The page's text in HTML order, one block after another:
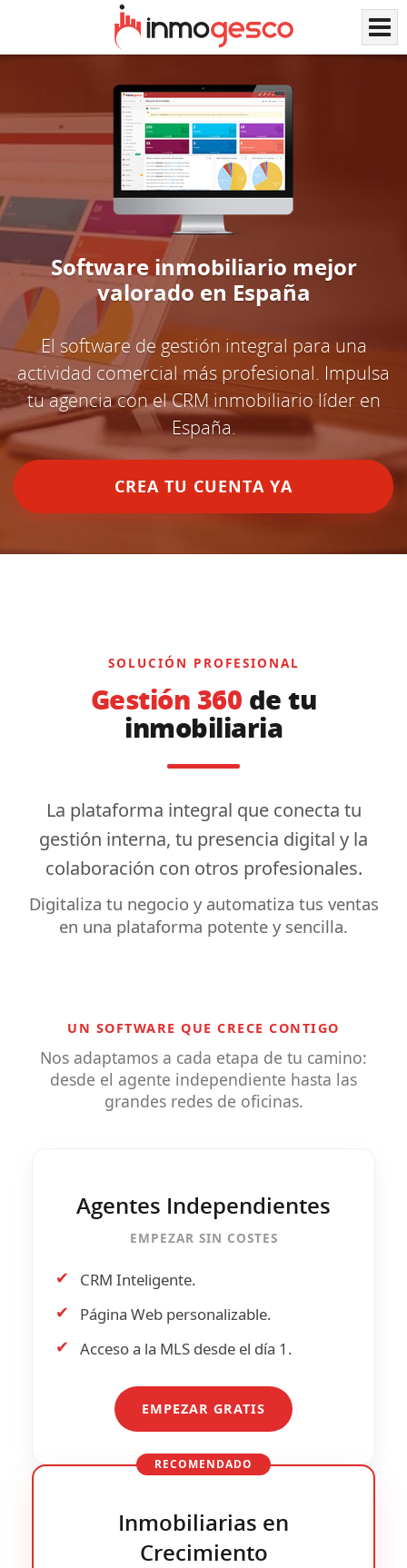
Software inmobiliario mejor
valorado en España
El software de gestión integral para una
actividad comercial más profesional. Impulsa
tu agencia con el CRM inmobiliario líder en
España.
CREA TU CUENTA YA
SOLUCIÓN PROFESIONAL
Gestión 360 de tu
inmobiliaria
La plataforma integral que conecta tu
gestión interna, tu presencia digital y la
colaboración con otros profesionales.
Digitaliza tu negocio y automatiza tus ventas
en una plataforma potente y sencilla.
UN SOFTWARE QUE CRECE CONTIGO
Nos adaptamos a cada etapa de tu camino:
desde el agente independiente hasta las
grandes redes de oficinas.
Agentes Independientes
EMPEZAR SIN COSTES
✔ CRM Inteligente.
✔ Página Web personalizable.
✔ Acceso a la MLS desde el día 1.
EMPEZAR GRATIS
RECOMENDADO
Inmobiliarias en
Crecimiento